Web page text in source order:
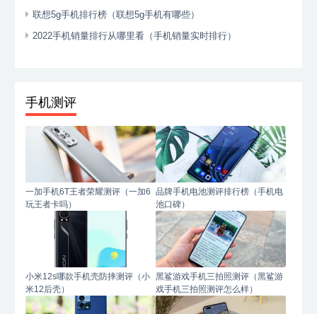
联想5g手机排行榜（联想5g手机有哪些）
2022手机销量排行从哪里看（手机销量实时排行）
手机测评
一加手机6T王者荣耀测评（一加6
玩王者卡吗）
品牌手机电池测评排行榜（手机电
池口碑）
小米12s哪款手机壳防摔测评（小
米12后壳）
黑鲨游戏手机三拍照测评（黑鲨游
戏手机三拍照测评怎么样）